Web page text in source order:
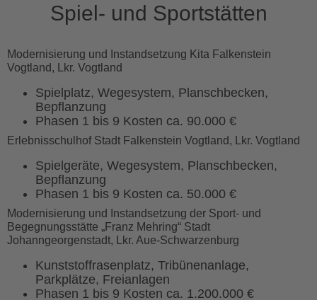
Spiel- und Sportstätten
Modernisierung und Instandsetzung Kita Falkenstein
Vogtland, Lkr. Vogtland
Spielplatz, Wegesystem, Planschbecken,
Bepflanzung
Phasen 1 bis 9 Kosten ca. 90.000 €
Erlebnisschulhof Stadt Falkenstein Vogtland, Lkr. Vogtland
Spielgeräte, Wegesystem, Planschbecken,
Bepflanzung
Phasen 1 bis 9 Kosten ca. 50.000 €
Modernisierung und Instandsetzung der Sport- und
Begegnungsstätte „Franz Mehring“ Stadt
Johanngeorgenstadt, Lkr. Aue-Schwarzenburg
Kunststoffrasenplatz, Tribünenanlage,
Parkplätze, Freianlagen
Phasen 1 bis 9 Kosten ca. 1.200.000 €